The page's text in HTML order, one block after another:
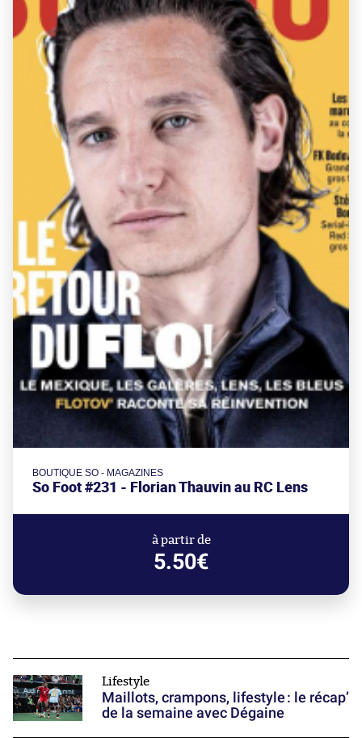
BOUTIQUE SO - MAGAZINES
So Foot #231 - Florian Thauvin au RC Lens
à partir de
5.50€
Lifestyle
Maillots, crampons, lifestyle : le récap’
de la semaine avec Dégaine